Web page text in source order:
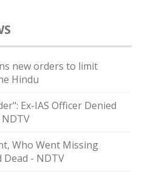
new orders to limit
Hindu
Ex-IAS Officer Denied
NDTV
Who Went Missing
Dead - NDTV